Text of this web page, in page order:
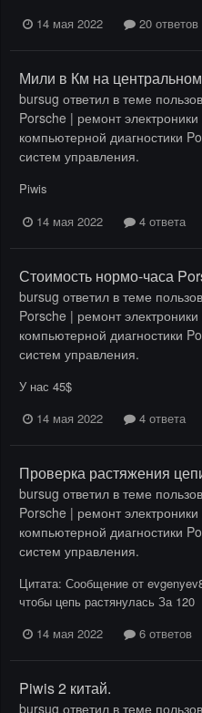
14 мая 2022
20 ответов
Мили в Км на
bursug ответил в теме
Porsche | ремонт электроники
компьютерной диагностики
систем управления.
Piwis
14 мая 2022
4 ответа
Стоимость нормо-часа
bursug ответил в теме
Porsche | ремонт электроники
компьютерной диагностики
систем управления.
У нас 45$
14 мая 2022
4 ответа
Проверка растяжения
bursug ответил в теме
Porsche | ремонт электроники
компьютерной диагностики
систем управления.
Цитата: Сообщение от
чтобы цепь растянулась За 120
14 мая 2022
6 ответов
Piwis 2 китай.
bursug ответил в теме